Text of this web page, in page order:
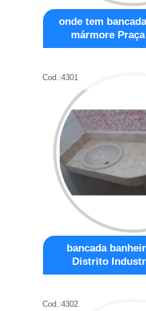
onde tem
mármore
Cod.:4301
bancada
Distrito
Cod.:4302